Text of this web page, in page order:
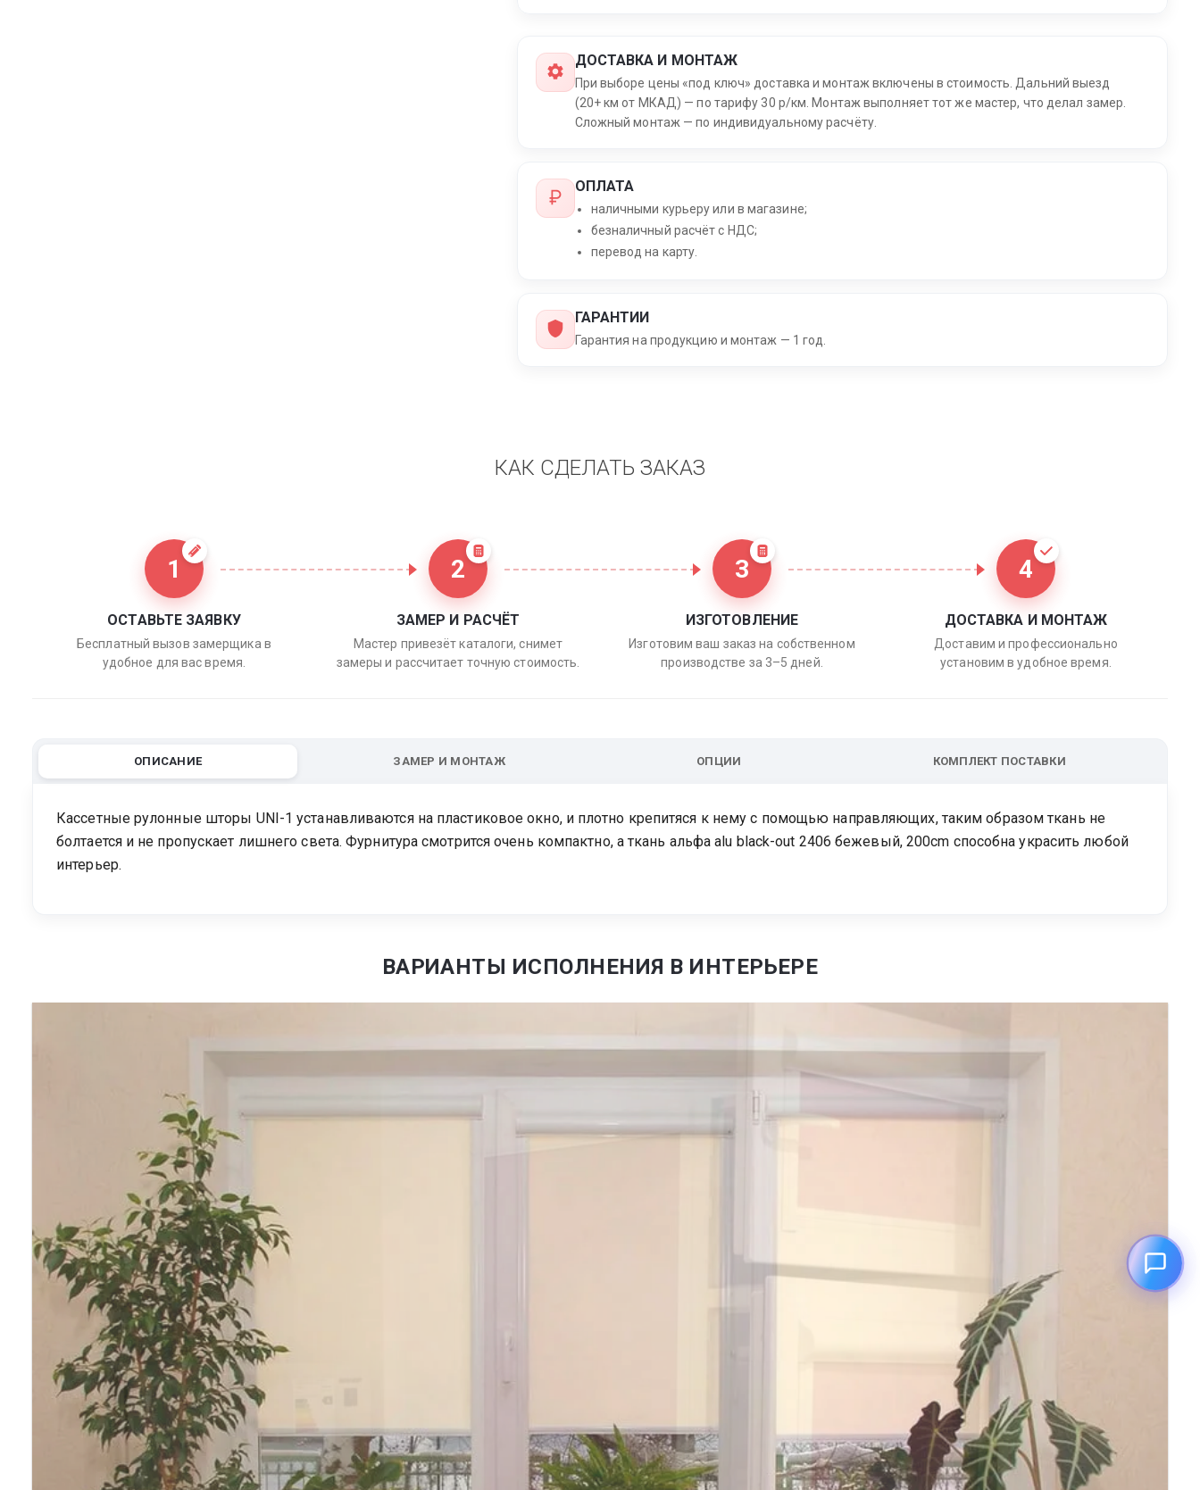
ДОСТАВКА И МОНТАЖ
При выборе цены «под ключ» доставка и монтаж включены в стоимость. Дальний выезд
(20+ км от МКАД) — по тарифу 30 р/км. Монтаж выполняет тот же мастер, что делал замер.
Сложный монтаж — по индивидуальному расчёту.
ОПЛАТА
наличными курьеру или в магазине;
безналичный расчёт с НДС;
перевод на карту.
ГАРАНТИИ
Гарантия на продукцию и монтаж — 1 год.
КАК СДЕЛАТЬ ЗАКАЗ
1
ОСТАВЬТЕ ЗАЯВКУ
Бесплатный вызов замерщика в
удобное для вас время.
2
ЗАМЕР И РАСЧЁТ
Мастер привезёт каталоги, снимет
замеры и рассчитает точную стоимость.
3
ИЗГОТОВЛЕНИЕ
Изготовим ваш заказ на собственном
производстве за 3–5 дней.
4
ДОСТАВКА И МОНТАЖ
Доставим и профессионально
установим в удобное время.
ОПИСАНИЕ ЗАМЕР И МОНТАЖ ОПЦИИ КОМПЛЕКТ ПОСТАВКИ
Кассетные рулонные шторы UNI-1 устанавливаются на пластиковое окно, и плотно крепитяся к нему с помощью направляющих, таким образом ткань не
болтается и не пропускает лишнего света. Фурнитура смотрится очень компактно, а ткань альфа alu black-out 2406 бежевый, 200cm способна украсить любой
интерьер.
ВАРИАНТЫ ИСПОЛНЕНИЯ В ИНТЕРЬЕРЕ